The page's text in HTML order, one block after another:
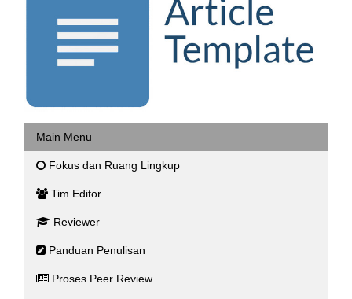
Main Menu
Fokus dan Ruang Lingkup
Tim Editor
Reviewer
Panduan Penulisan
Proses Peer Review